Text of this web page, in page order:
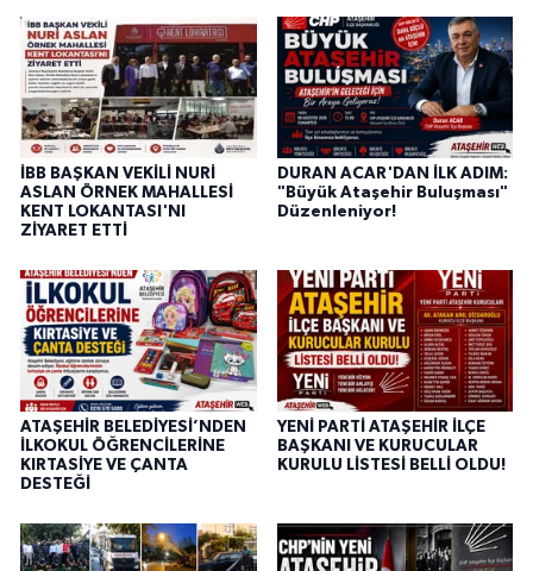
İBB BAŞKAN VEKİLİ NURİ
ASLAN ÖRNEK MAHALLESİ
KENT LOKANTASI'NI
ZİYARET ETTİ
DURAN ACAR'DAN İLK ADIM:
"Büyük Ataşehir Buluşması"
Düzenleniyor!
ATAŞEHİR BELEDİYESİ’NDEN
İLKOKUL ÖĞRENCİLERİNE
KIRTASİYE VE ÇANTA
DESTEĞİ
YENİ PARTİ ATAŞEHİR İLÇE
BAŞKANI VE KURUCULAR
KURULU LİSTESİ BELLİ OLDU!